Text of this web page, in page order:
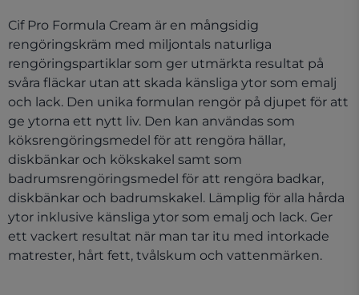
Cif Pro Formula Cream är en mångsidig
rengöringskräm med miljontals naturliga
rengöringspartiklar som ger utmärkta resultat på
svåra fläckar utan att skada känsliga ytor som emalj
och lack. Den unika formulan rengör på djupet för att
ge ytorna ett nytt liv. Den kan användas som
köksrengöringsmedel för att rengöra hällar,
diskbänkar och kökskakel samt som
badrumsrengöringsmedel för att rengöra badkar,
diskbänkar och badrumskakel. Lämplig för alla hårda
ytor inklusive känsliga ytor som emalj och lack. Ger
ett vackert resultat när man tar itu med intorkade
matrester, hårt fett, tvålskum och vattenmärken.